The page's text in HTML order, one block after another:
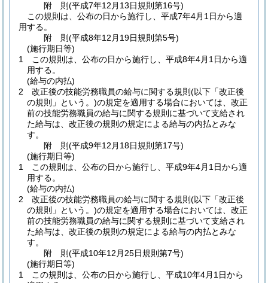
附 則(平成7年12月13日規則第16号)
この規則は、公布の日から施行し、平成7年4月1日から適
用する。
附 則(平成8年12月19日規則第5号)
(施行期日等)
1
この規則は、公布の日から施行し、平成8年4月1日から適
用する。
(給与の内払)
2
改正後の技能労務職員の給与に関する規則 (以下「改正後
の規則」という。)の規定を適用する場合においては、改正
前の技能労務職員の給与に関する規則に基づいて支給され
た給与は、改正後の規則の規定による給与の内払とみな
す。
附 則(平成9年12月18日規則第17号)
(施行期日等)
1
この規則は、公布の日から施行し、平成9年4月1日から適
用する。
(給与の内払)
2
改正後の技能労務職員の給与に関する規則 (以下「改正後
の規則」という。)の規定を適用する場合においては、改正
前の技能労務職員の給与に関する規則に基づいて支給され
た給与は、改正後の規則の規定による給与の内払とみな
す。
附 則(平成10年12月25日規則第7号)
(施行期日等)
1
この規則は、公布の日から施行し、平成10年4月1日から